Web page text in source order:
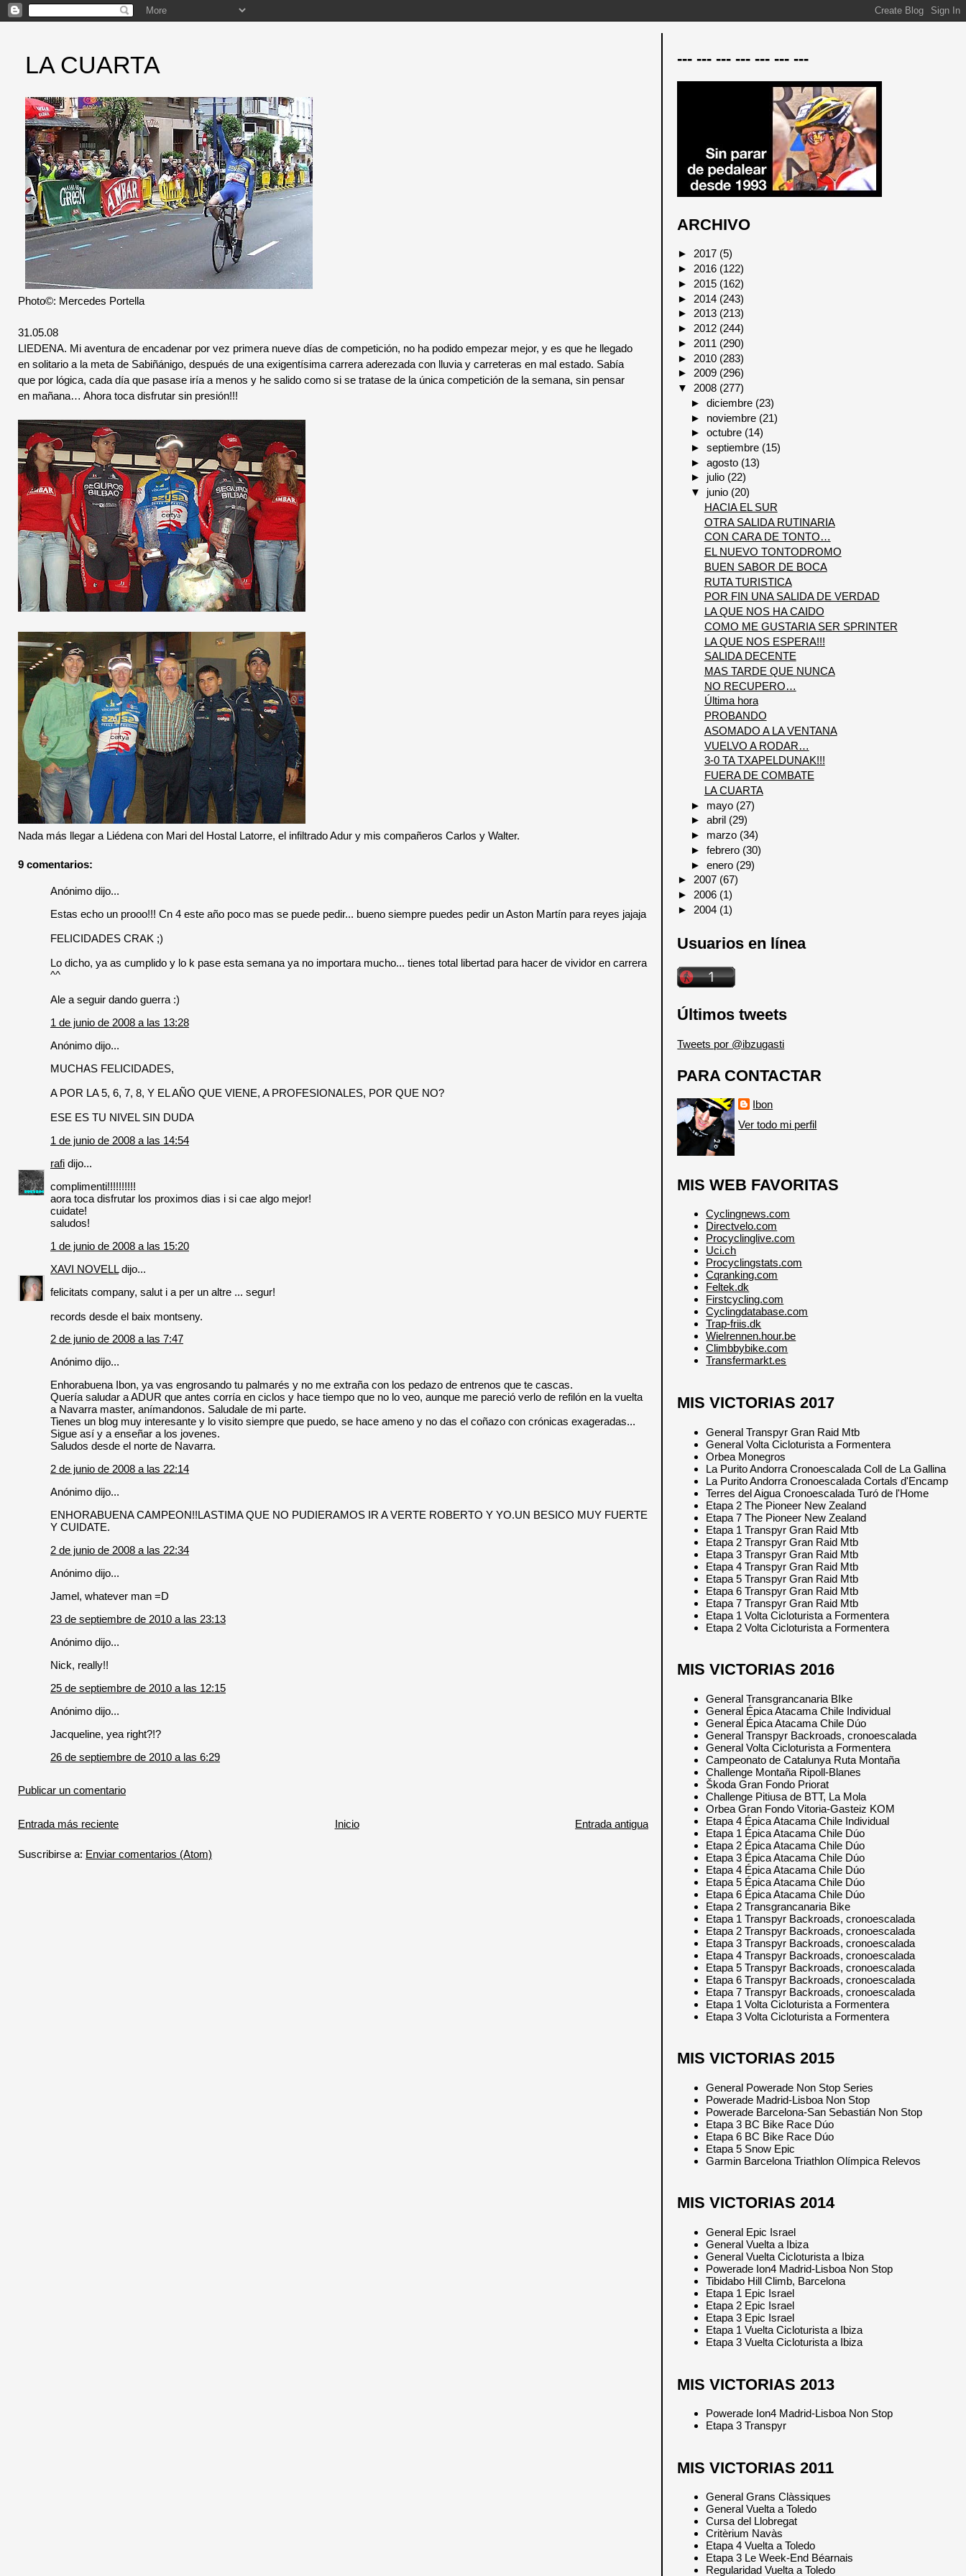
LA CUARTA
Photo©: Mercedes Portella
31.05.08
LIEDENA. Mi aventura de encadenar por vez primera nueve días de competición, no ha podido empezar mejor, y es que he llegado
en solitario a la meta de Sabiñánigo, después de una exigentísima carrera aderezada con lluvia y carreteras en mal estado. Sabía
que por lógica, cada día que pasase iría a menos y he salido como si se tratase de la única competición de la semana, sin pensar
en mañana… Ahora toca disfrutar sin presión!!!
Nada más llegar a Liédena con Mari del Hostal Latorre, el infiltrado Adur y mis compañeros Carlos y Walter.
9 comentarios:
Anónimo dijo...
Estas echo un prooo!!! Cn 4 este año poco mas se puede pedir... bueno siempre puedes pedir un Aston Martín para reyes jajaja
FELICIDADES CRAK ;)
Lo dicho, ya as cumplido y lo k pase esta semana ya no importara mucho... tienes total libertad para hacer de vividor en carrera
^^
Ale a seguir dando guerra :)
1 de junio de 2008 a las 13:28
Anónimo dijo...
MUCHAS FELICIDADES,
A POR LA 5, 6, 7, 8, Y EL AÑO QUE VIENE, A PROFESIONALES, POR QUE NO?
ESE ES TU NIVEL SIN DUDA
1 de junio de 2008 a las 14:54
rafi dijo...
complimenti!!!!!!!!!!
aora toca disfrutar los proximos dias i si cae algo mejor!
cuidate!
saludos!
1 de junio de 2008 a las 15:20
XAVI NOVELLdijo...
felicitats company, salut i a per un altre ... segur!
records desde el baix montseny.
2 de junio de 2008 a las 7:47
Anónimo dijo...
Enhorabuena Ibon, ya vas engrosando tu palmarés y no me extraña con los pedazo de entrenos que te cascas.
Quería saludar a ADUR que antes corría en ciclos y hace tiempo que no lo veo, aunque me pareció verlo de refilón en la vuelta
a Navarra master, anímandonos. Saludale de mi parte.
Tienes un blog muy interesante y lo visito siempre que puedo, se hace ameno y no das el coñazo con crónicas exageradas...
Sigue así y a enseñar a los jovenes.
Saludos desde el norte de Navarra.
2 de junio de 2008 a las 22:14
Anónimo dijo...
ENHORABUENA CAMPEON!!LASTIMA QUE NO PUDIERAMOS IR A VERTE ROBERTO Y YO.UN BESICO MUY FUERTE
Y CUIDATE.
2 de junio de 2008 a las 22:34
Anónimo dijo...
Jamel, whatever man =D
23 de septiembre de 2010 a las 23:13
Anónimo dijo...
Nick, really!!
25 de septiembre de 2010 a las 12:15
Anónimo dijo...
Jacqueline, yea right?!?
26 de septiembre de 2010 a las 6:29
Publicar un comentario
Entrada más reciente Entrada antigua
Inicio
Suscribirse a: Enviar comentarios (Atom)
--- --- --- --- --- --- ---
ARCHIVO
►2017 (5)
► 2016 (122)
► 2015 (162)
► 2014 (243)
► 2013 (213)
► 2012 (244)
► 2011 (290)
► 2010 (283)
► 2009 (296)
▼ 2008 (277)
►diciembre (23)
► noviembre (21)
►octubre (14)
►septiembre (15)
►agosto (13)
► julio (22)
▼ junio (20)
HACIA EL SUR
OTRA SALIDA RUTINARIA
CON CARA DE TONTO…
EL NUEVO TONTODROMO
BUEN SABOR DE BOCA
RUTA TURISTICA
POR FIN UNA SALIDA DE VERDAD
LA QUE NOS HA CAIDO
COMO ME GUSTARIA SER SPRINTER
LA QUE NOS ESPERA!!!
SALIDA DECENTE
MAS TARDE QUE NUNCA
NO RECUPERO…
Última hora
PROBANDO
ASOMADO A LA VENTANA
VUELVO A RODAR…
3-0 TA TXAPELDUNAK!!!
FUERA DE COMBATE
LA CUARTA
► mayo (27)
►abril (29)
► marzo (34)
►febrero (30)
►enero (29)
► 2007 (67)
► 2006 (1)
► 2004 (1)
Usuarios en línea
Últimos tweets
Tweets por @ibzugasti
PARA CONTACTAR
Ibon
Ver todo mi perfil
MIS WEB FAVORITAS
Cyclingnews.com
Directvelo.com
Procyclinglive.com
Uci.ch
Procyclingstats.com
Cqranking.com
Feltek.dk
Firstcycling.com
Cyclingdatabase.com
Trap-friis.dk
Wielrennen.hour.be
Climbbybike.com
Transfermarkt.es
MIS VICTORIAS 2017
General Transpyr Gran Raid Mtb
General Volta Cicloturista a Formentera
Orbea Monegros
La Purito Andorra Cronoescalada Coll de La Gallina
La Purito Andorra Cronoescalada Cortals d'Encamp
Terres del Aigua Cronoescalada Turó de l'Home
Etapa 2 The Pioneer New Zealand
Etapa 7 The Pioneer New Zealand
Etapa 1 Transpyr Gran Raid Mtb
Etapa 2 Transpyr Gran Raid Mtb
Etapa 3 Transpyr Gran Raid Mtb
Etapa 4 Transpyr Gran Raid Mtb
Etapa 5 Transpyr Gran Raid Mtb
Etapa 6 Transpyr Gran Raid Mtb
Etapa 7 Transpyr Gran Raid Mtb
Etapa 1 Volta Cicloturista a Formentera
Etapa 2 Volta Cicloturista a Formentera
MIS VICTORIAS 2016
General Transgrancanaria BIke
General Épica Atacama Chile Individual
General Épica Atacama Chile Dúo
General Transpyr Backroads, cronoescalada
General Volta Cicloturista a Formentera
Campeonato de Catalunya Ruta Montaña
Challenge Montaña Ripoll-Blanes
Škoda Gran Fondo Priorat
Challenge Pitiusa de BTT, La Mola
Orbea Gran Fondo Vitoria-Gasteiz KOM
Etapa 4 Épica Atacama Chile Individual
Etapa 1 Épica Atacama Chile Dúo
Etapa 2 Épica Atacama Chile Dúo
Etapa 3 Épica Atacama Chile Dúo
Etapa 4 Épica Atacama Chile Dúo
Etapa 5 Épica Atacama Chile Dúo
Etapa 6 Épica Atacama Chile Dúo
Etapa 2 Transgrancanaria Bike
Etapa 1 Transpyr Backroads, cronoescalada
Etapa 2 Transpyr Backroads, cronoescalada
Etapa 3 Transpyr Backroads, cronoescalada
Etapa 4 Transpyr Backroads, cronoescalada
Etapa 5 Transpyr Backroads, cronoescalada
Etapa 6 Transpyr Backroads, cronoescalada
Etapa 7 Transpyr Backroads, cronoescalada
Etapa 1 Volta Cicloturista a Formentera
Etapa 3 Volta Cicloturista a Formentera
MIS VICTORIAS 2015
General Powerade Non Stop Series
Powerade Madrid-Lisboa Non Stop
Powerade Barcelona-San Sebastián Non Stop
Etapa 3 BC Bike Race Dúo
Etapa 6 BC Bike Race Dúo
Etapa 5 Snow Epic
Garmin Barcelona Triathlon Olímpica Relevos
MIS VICTORIAS 2014
General Epic Israel
General Vuelta a Ibiza
General Vuelta Cicloturista a Ibiza
Powerade Ion4 Madrid-Lisboa Non Stop
Tibidabo Hill Climb, Barcelona
Etapa 1 Epic Israel
Etapa 2 Epic Israel
Etapa 3 Epic Israel
Etapa 1 Vuelta Cicloturista a Ibiza
Etapa 3 Vuelta Cicloturista a Ibiza
MIS VICTORIAS 2013
Powerade Ion4 Madrid-Lisboa Non Stop
Etapa 3 Transpyr
MIS VICTORIAS 2011
General Grans Clàssiques
General Vuelta a Toledo
Cursa del Llobregat
Critèrium Navàs
Etapa 4 Vuelta a Toledo
Etapa 3 Le Week-End Béarnais
Regularidad Vuelta a Toledo